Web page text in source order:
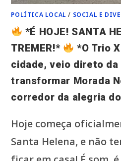
POLÍTICA LOCAL / SOCIAL E
*É HOJE! SANTA
TREMER!*
*O Trio
cidade, veio direto da
transformar Morada
corredor da alegria
Hoje começa
Santa Helena, e não